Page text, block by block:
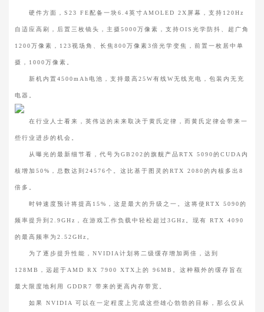
硬件方面，S23 FE配备一块6.4英寸AMOLED 2X屏幕，支持120Hz
自适应高刷，后置三枚镜头，主摄5000万像素，支持OIS光学防抖、超广角
1200万像素，123视场角、长焦800万像素3倍光学变焦，前置一枚居中单
摄，1000万像素。
新机内置4500mAh电池，支持最高25W有线W无线充电，包装内无充
电器。
在行业人士看来，英伟达的未来取决于黄氏定律，而黄氏定律会带来一
些行业进步的机会。
从曝光的最新细节看，代号为GB202的旗舰产品RTX 5090的CUDA内
核增加50%，总数达到24576个。这比基于图灵的RTX 2080的内核多出8
倍多。
时钟速度预计将提高15%，这是最大的升级之一。这将使RTX 5090的
频率提升到2.9GHz，在游戏工作负载中轻松超过3GHz。现有 RTX 4090
的最高频率为2.52GHz。
为了逐步提升性能，NVIDIA计划将二级缓存增加两倍，达到
128MB，远超于AMD RX 7900 XTX上的 96MB。这种额外的缓存旨在
最大限度地利用 GDDR7 带来的更高内存带宽。
如果 NVIDIA 可以在一定程度上完成这些雄心勃勃的目标，那么仅从